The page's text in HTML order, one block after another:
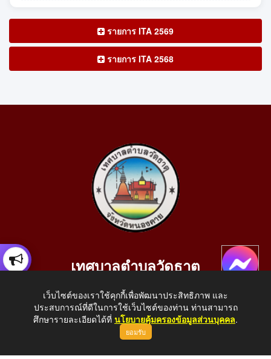
รายการ ITA 2569
รายการ ITA 2568
เทศบาลตำบลวัดธาตุ
อ.เมือง จ.หนองคาย 43000
โทรศัพท์: 042-414758 โทรสาร: 042-414759
E-Mail: saraban_05430110@dla.go.th
เว็บไซต์ของเราใช้คุกกี้เพื่อพัฒนาประสิทธิภาพ และ
ประสบการณ์ที่ดีในการใช้เว็บไซต์ของท่าน ท่านสามารถ
ศึกษารายละเอียดได้ที่ นโยบายคุ้มครองข้อมูลส่วนบุคคล.
ยอมรับ